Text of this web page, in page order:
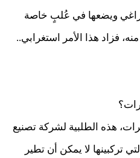
ويضعها في عُلبٍ خاصة
فزاد هذا الأمر استغرابي..
هذه الطلبية لشركة تصنيع
تركبينها لا يمكن أن تطير